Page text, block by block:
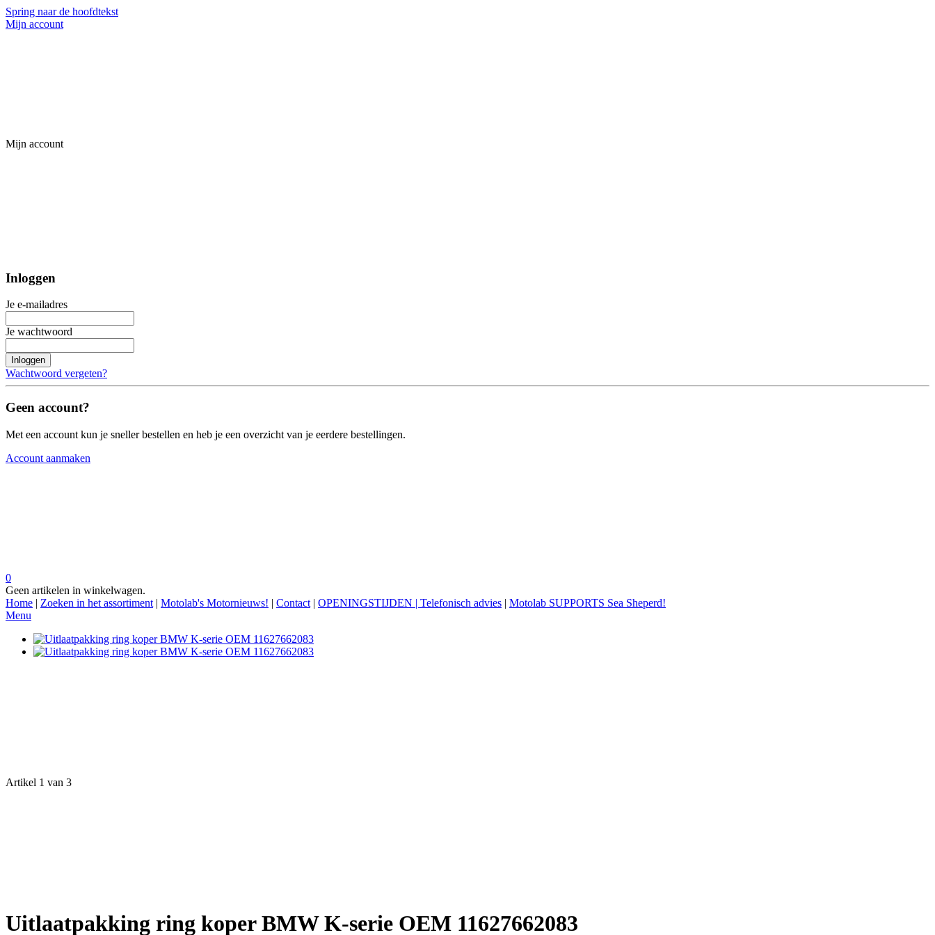
Spring naar de hoofdtekst
Mijn account
Mijn account
Inloggen
Je e-mailadres
Je wachtwoord
Inloggen
Wachtwoord vergeten?
Geen account?
Met een account kun je sneller bestellen en heb je een overzicht van je eerdere bestellingen.
Account aanmaken
0
Geen artikelen in winkelwagen.
Home | Zoeken in het assortiment | Motolab's Motornieuws! | Contact | OPENINGSTIJDEN | Telefonisch advies | Motolab SUPPORTS Sea Sheperd!
Menu
Artikel 1 van 3
Uitlaatpakking ring koper BMW K-serie OEM 11627662083